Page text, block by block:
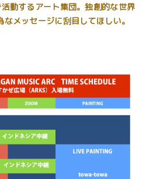
動するアート集団。独創的な世界
メッセージに刮目してほしい。